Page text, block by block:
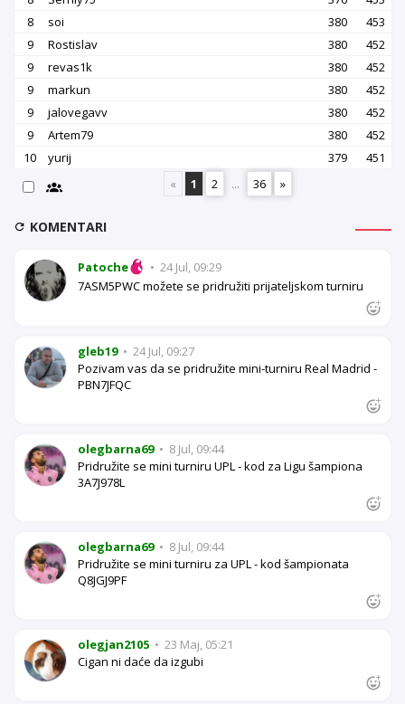
8
soi 380
453
9
Rostislav 380
452
9
revas1k 380
452
9
markun 380
452
9
jalovegavv 380
452
9
Artem79 380
452
10
yurij 379
451
«
1 2 ... 36 »
KOMENTARI
Patoche • 24 Jul, 09:29
7ASM5PWC možete se pridružiti prijateljskom turniru
gleb19 • 24 Jul, 09:27
Pozivam vas da se pridružite mini-turniru Real Madrid -
PBN7JFQC
olegbarna69 • 8 Jul, 09:44
Pridružite se mini turniru UPL - kod za Ligu šampiona
3A7J978L
olegbarna69 • 8 Jul, 09:44
Pridružite se mini turniru za UPL - kod šampionata
Q8JGJ9PF
olegjan2105 • 23 Maj, 05:21
Cigan ni daće da izgubi